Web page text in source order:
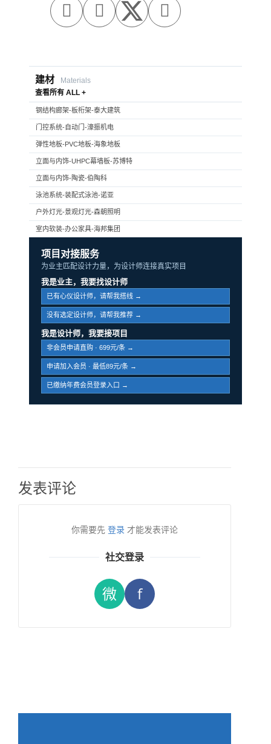
  
建材
Materials
查看所有 ALL +
钢结构廊架-板桁架-泰大建筑
门控系统-自动门-濠振机电
弹性地板-PVC地板-海象地板
立面与内饰-UHPC幕墙板-苏博特
立面与内饰-陶瓷-伯陶科
泳池系统-装配式泳池-诺亚
户外灯光-景观灯光-森朝照明
室内软装-办公家具-海邦集团
项目对接服务
为业主匹配设计力量，为设计师连接真实项目
我是业主，我要找设计师
已有心仪设计师，请帮我搭线 →
没有选定设计师，请帮我推荐 →
我是设计师，我要接项目
非会员申请直购 · 699元/条 →
申请加入会员 · 最低89元/条 →
已缴纳年费会员登录入口 →
发表评论
你需要先 登录 才能发表评论
社交登录
微 f